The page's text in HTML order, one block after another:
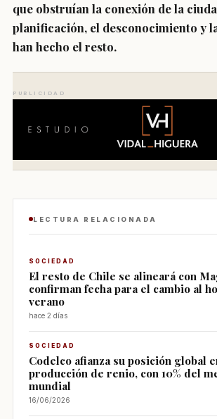
que obstruían la conexión de la
planificación, el desconocimiento y
han hecho el resto.
PUBLICIDAD
LECTURA RELACIONADA
SOCIEDAD
El resto de Chile se alineará con
confirman fecha para el cambio al
verano
hace 2 días
SOCIEDAD
Codelco afianza su posición global
producción de renio, con 10% del
mundial
16/06/2026